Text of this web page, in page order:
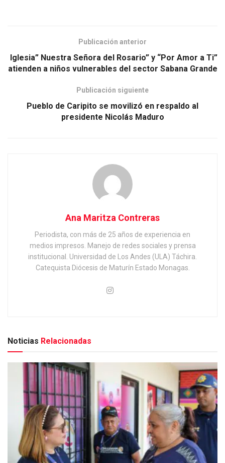
Publicación anterior
Iglesia” Nuestra Señora del Rosario” y “Por Amor a Ti”
atienden a niños vulnerables del sector Sabana Grande
Publicación siguiente
Pueblo de Caripito se movilizó en respaldo al
presidente Nicolás Maduro
Ana Maritza Contreras
Periodista, con más de 25 años de experiencia en
medios impresos. Manejo de redes sociales y prensa
institucional. Universidad de Los Andes (ULA) Táchira.
Catequista Diócesis de Maturín Estado Monagas.
Noticias Relacionadas